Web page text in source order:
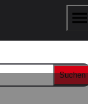
Suchen